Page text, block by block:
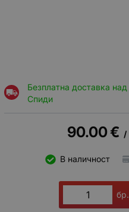
Безплатна доставка над
Спиди
90.00€ /
В наличност
бр.